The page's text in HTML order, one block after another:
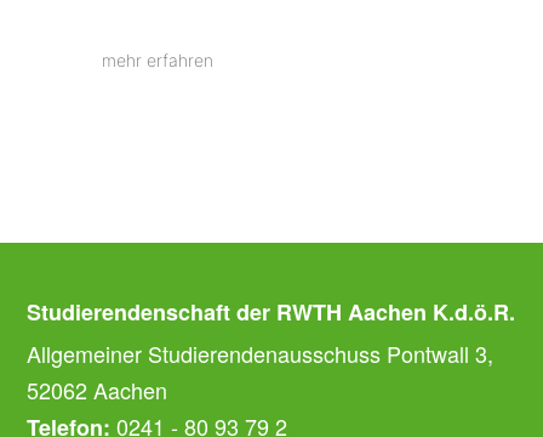
mehr erfahren
Studierendenschaft der RWTH Aachen K.d.ö.R.
Allgemeiner Studierendenausschuss Pontwall 3,
52062 Aachen
Telefon: 0241 - 80 93 79 2